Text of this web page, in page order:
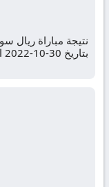
بتاريخ 30-10-2022 الدوري الايطالي